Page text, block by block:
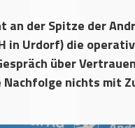
der Spitze der
in Urdorf) die
über
nichts mit